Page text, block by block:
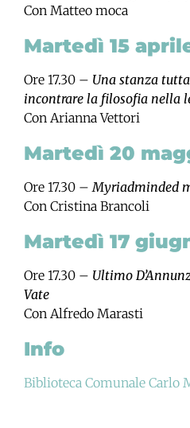
Con Matteo moca
Martedì 15
Ore 17.30 – Una stanza
incontrare la filosofia nella
Con Arianna Vettori
Martedì 20
Ore 17.30 – Myriadminded
Con Cristina Brancoli
Martedì 17
Ore 17.30 – Ultimo
Vate
Con Alfredo Marasti
Info
Biblioteca Comunale Carlo